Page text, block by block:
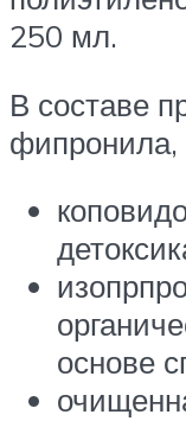
250 мл.
В составе
фипронила,
основе